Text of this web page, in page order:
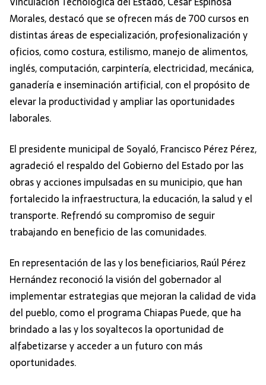
Morales, destacó que se ofrecen más de 700 cursos en
distintas áreas de especialización, profesionalización y
oficios, como costura, estilismo, manejo de alimentos,
inglés, computación, carpintería, electricidad, mecánica,
ganadería e inseminación artificial, con el propósito de
elevar la productividad y ampliar las oportunidades
laborales.
El presidente municipal de Soyaló, Francisco Pérez Pérez,
agradeció el respaldo del Gobierno del Estado por las
obras y acciones impulsadas en su municipio, que han
fortalecido la infraestructura, la educación, la salud y el
transporte. Refrendó su compromiso de seguir
trabajando en beneficio de las comunidades.
En representación de las y los beneficiarios, Raúl Pérez
Hernández reconoció la visión del gobernador al
implementar estrategias que mejoran la calidad de vida
del pueblo, como el programa Chiapas Puede, que ha
brindado a las y los soyaltecos la oportunidad de
alfabetizarse y acceder a un futuro con más
oportunidades.